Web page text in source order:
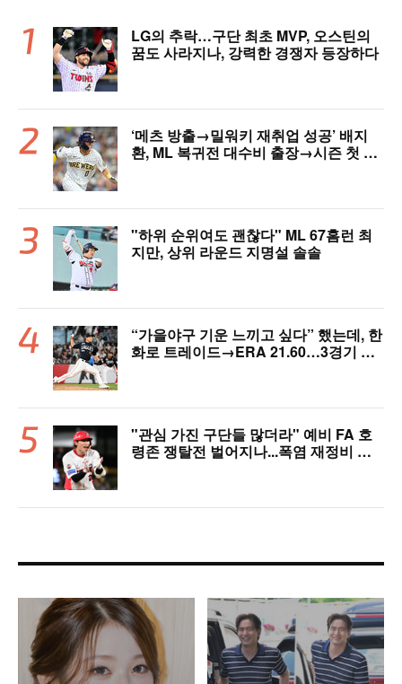
LG의 추락…구단 최초 MVP, 오스틴의
꿈도 사라지나, 강력한 경쟁자 등장하다
‘메츠 방출→밀워키 재취업 성공’ 배지
환, ML 복귀전 대수비 출장→시즌 첫 안
"하위 순위여도 괜찮다" ML 67홈런 최
지만, 상위 라운드 지명설 솔솔
“가을야구 기운 느끼고 싶다” 했는데, 한
화로 트레이드→ERA 21.60…3경기 만
"관심 가진 구단들 많더라" 예비 FA 호
령존 쟁탈전 벌어지나...폭염 재정비 타